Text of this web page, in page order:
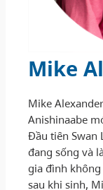
Mike
Mike
Anishinaabe
Đầu tiên Swan
đang sống và
gia đình
sau khi sinh,